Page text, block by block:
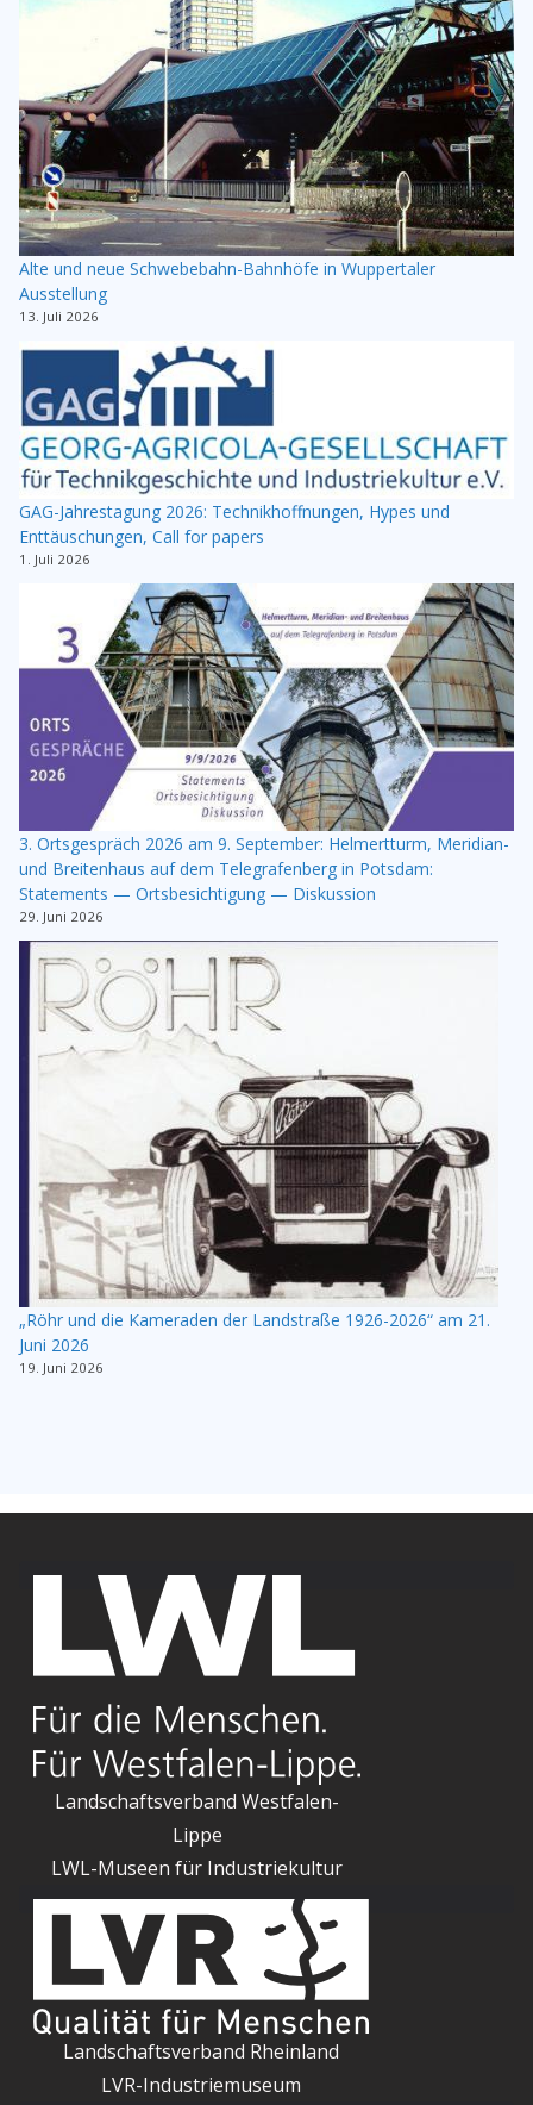
Alte und neue Schwebebahn-Bahnhöfe in Wuppertaler
Ausstellung
13. Juli 2026
GAG-Jahrestagung 2026: Technikhoffnungen, Hypes und
Enttäuschungen, Call for papers
1. Juli 2026
3. Ortsgespräch 2026 am 9. September: Helmertturm, Meridian-
und Breitenhaus auf dem Telegrafenberg in Potsdam:
Statements — Ortsbesichtigung — Diskussion
29. Juni 2026
„Röhr und die Kameraden der Landstraße 1926-2026“ am 21.
Juni 2026
19. Juni 2026
Landschaftsverband Westfalen-
Lippe
LWL-Museen für Industriekultur
Landschaftsverband Rheinland
LVR-Industriemuseum